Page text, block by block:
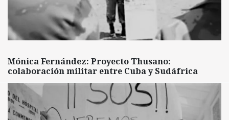
Mónica Fernández: Proyecto Thusano:
colaboración militar entre Cuba y Sudáfrica